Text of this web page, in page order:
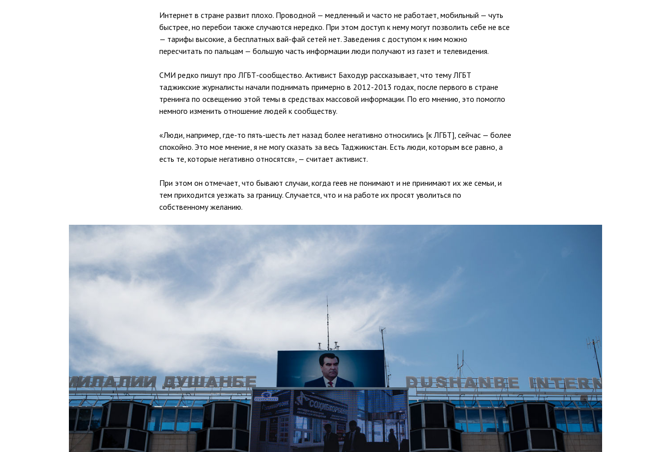
Интернет в стране развит плохо. Проводной — медленный и часто не работает, мобильный — чуть
быстрее, но перебои также случаются нередко. При этом доступ к нему могут позволить себе не все
— тарифы высокие, а бесплатных вай-фай сетей нет. Заведения с доступом к ним можно
пересчитать по пальцам — большую часть информации люди получают из газет и телевидения.
СМИ редко пишут про ЛГБТ-сообщество. Активист Баходур рассказывает, что тему ЛГБТ
таджикские журналисты начали поднимать примерно в 2012-2013 годах, после первого в стране
тренинга по освещению этой темы в средствах массовой информации. По его мнению, это помогло
немного изменить отношение людей к сообществу.
«Люди, например, где-то пять-шесть лет назад более негативно относились [к ЛГБТ], сейчас — более
спокойно. Это мое мнение, я не могу сказать за весь Таджикистан. Есть люди, которым все равно, а
есть те, которые негативно относятся», — считает активист.
При этом он отмечает, что бывают случаи, когда геев не понимают и не принимают их же семьи, и
тем приходится уезжать за границу. Случается, что и на работе их просят уволиться по
собственному желанию.